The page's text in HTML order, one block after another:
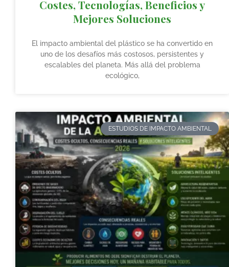
Costes, Tecnologías, Beneficios y
Mejores Soluciones
El impacto ambiental del plástico se ha convertido en
uno de los desafíos más costosos, persistentes y
escalables del planeta. Más allá del problema
ecológico,
ESTUDIOS DE IMPACTO AMBIENTAL